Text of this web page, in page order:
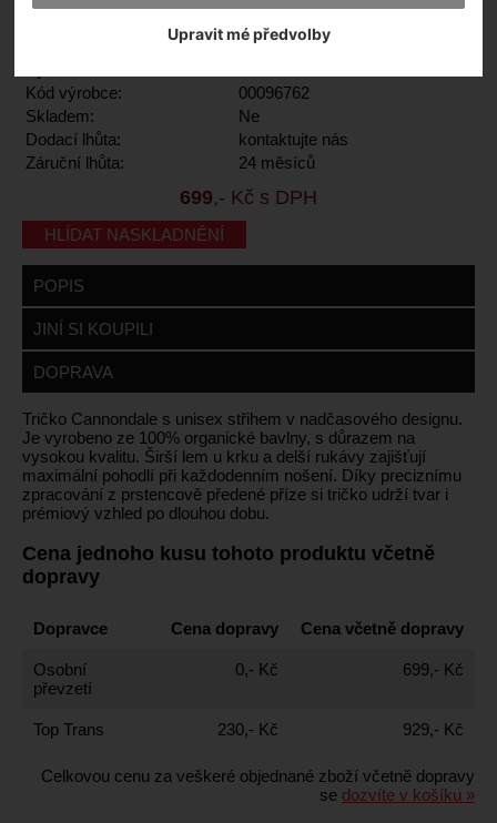
Upravit mé předvolby
Kód výrobce:
00096762
Skladem:
Ne
Dodací lhůta:
kontaktujte nás
Záruční lhůta:
24 měsíců
699,- Kč s DPH
HLÍDAT NASKLADNĚNÍ
POPIS
JINÍ SI KOUPILI
DOPRAVA
Tričko Cannondale s unisex střihem v nadčasového designu.
Je vyrobeno ze 100% organické bavlny, s důrazem na
vysokou kvalitu. Širší lem u krku a delší rukávy zajišťují
maximální pohodlí při každodenním nošení. Díky preciznímu
zpracování z prstencově předené příze si tričko udrží tvar i
prémiový vzhled po dlouhou dobu.
Cena jednoho kusu tohoto produktu včetně
dopravy
Dopravce Cena dopravy Cena včetně dopravy
Osobní
převzetí
0,- Kč 699,- Kč
Top Trans 230,- Kč 929,- Kč
Celkovou cenu za veškeré objednané zboží včetně dopravy
se dozvíte v košíku »